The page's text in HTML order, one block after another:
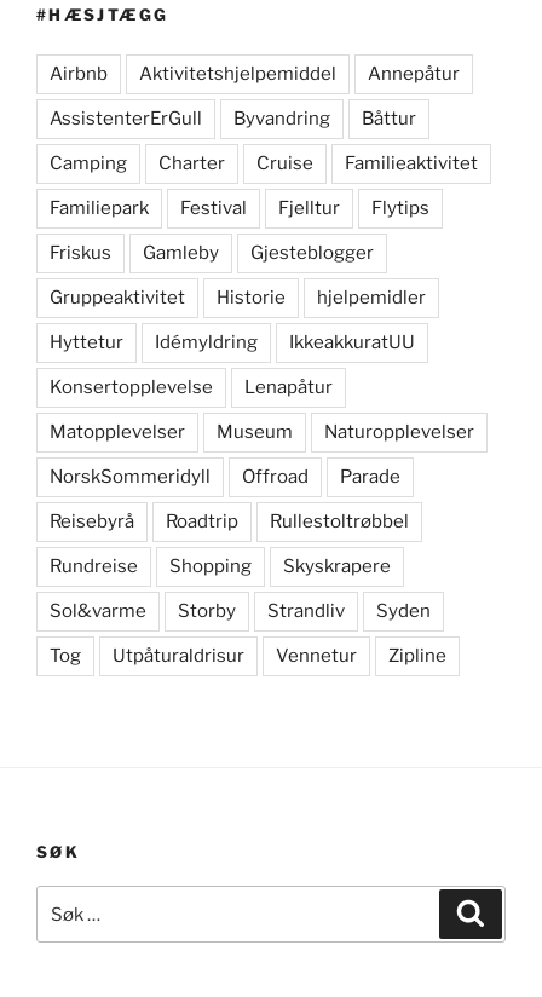
#HÆSJTÆGG
Airbnb Aktivitetshjelpemiddel Annepåtur
AssistenterErGull Byvandring Båttur
Camping Charter Cruise Familieaktivitet
Familiepark Festival Fjelltur Flytips
Friskus Gamleby Gjesteblogger
Gruppeaktivitet Historie hjelpemidler
Hyttetur Idémyldring IkkeakkuratUU
Konsertopplevelse Lenapåtur
Matopplevelser Museum Naturopplevelser
NorskSommeridyll Offroad Parade
Reisebyrå Roadtrip Rullestoltrøbbel
Rundreise Shopping Skyskrapere
Sol&varme Storby Strandliv Syden
Tog Utpåturaldrisur Vennetur Zipline
SØK
etter: